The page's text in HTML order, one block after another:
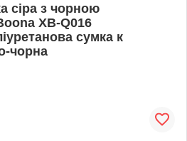
сіра з чорною
XB-Q016
сумка к
чорна